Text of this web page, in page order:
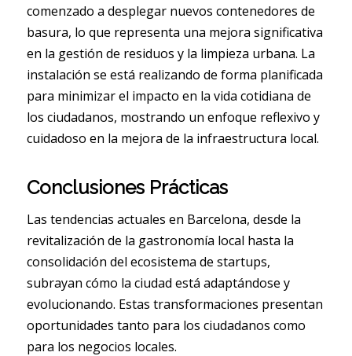
comenzado a desplegar nuevos contenedores de
basura, lo que representa una mejora significativa
en la gestión de residuos y la limpieza urbana. La
instalación se está realizando de forma planificada
para minimizar el impacto en la vida cotidiana de
los ciudadanos, mostrando un enfoque reflexivo y
cuidadoso en la mejora de la infraestructura local.
Conclusiones Prácticas
Las tendencias actuales en Barcelona, desde la
revitalización de la gastronomía local hasta la
consolidación del ecosistema de startups,
subrayan cómo la ciudad está adaptándose y
evolucionando. Estas transformaciones presentan
oportunidades tanto para los ciudadanos como
para los negocios locales.